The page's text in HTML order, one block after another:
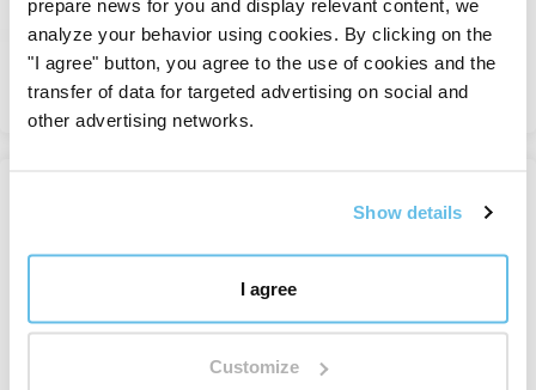
prepare news for you and display relevant content, we
analyze your behavior using cookies. By clicking on the
"I agree" button, you agree to the use of cookies and the
transfer of data for targeted advertising on social and
other advertising networks.
Show details
I agree
Customize
Op voorraad
van 243 Kč
Bekijken
Enkelvoudige essentiële oliën
Op voorraad
van 136 Kč
Bekijken